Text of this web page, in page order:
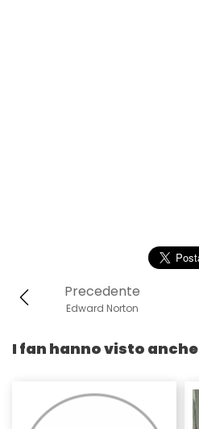
Precedente
Edward Norton
I fan hanno visto anche